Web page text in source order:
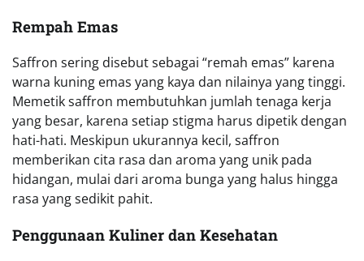
Rempah Emas
Saffron sering disebut sebagai “remah emas” karena
warna kuning emas yang kaya dan nilainya yang tinggi.
Memetik saffron membutuhkan jumlah tenaga kerja
yang besar, karena setiap stigma harus dipetik dengan
hati-hati. Meskipun ukurannya kecil, saffron
memberikan cita rasa dan aroma yang unik pada
hidangan, mulai dari aroma bunga yang halus hingga
rasa yang sedikit pahit.
Penggunaan Kuliner dan Kesehatan